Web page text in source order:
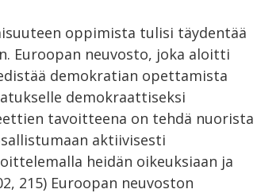
oppimista tulisi täydentää
Euroopan neuvosto, joka aloitti
demokratian opettamista
demokraattiseksi
tavoitteena on tehdä nuorista
aktiivisesti
heidän oikeuksiaan ja
215) Euroopan neuvoston